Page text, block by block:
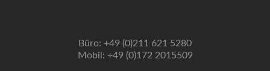
Büro: +49 (0)211 621 5280
Mobil: +49 (0)172 2015509